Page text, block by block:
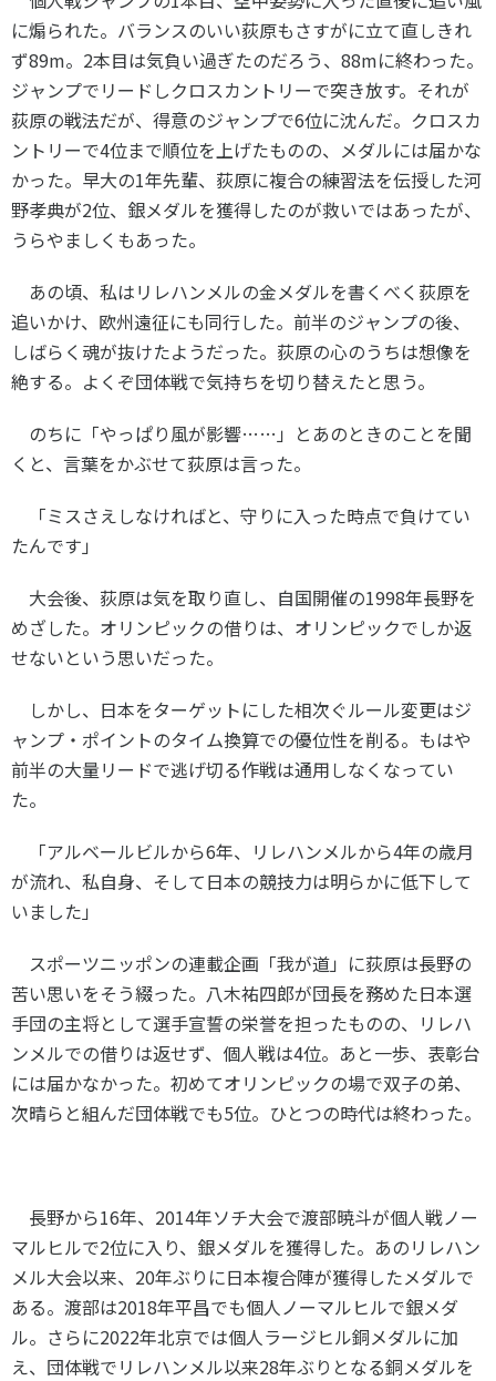
に煽られた。バランスのいい荻原もさすがに立て直しきれ
ず89m。 2本目は気負い過ぎたのだろう、 88mに終わった。
ジャンプでリードしクロスカントリーで突き放す。それが
荻原の戦法だが、得意のジャンプで6位に沈んだ。クロスカ
ントリーで4位まで順位を上げたものの、メダルには届かな
かった。早大の1年先輩、荻原に複合の練習法を伝授した河
野孝典が2位、銀メダルを獲得したのが救いではあったが、
うらやましくもあった。
あの頃、私はリレハンメルの金メダルを書くべく荻原を
追いかけ、欧州遠征にも同行した。前半のジャンプの後、
しばらく魂が抜けたようだった。荻原の心のうちは想像を
絶する。よくぞ団体戦で気持ちを切り替えたと思う。
のちに「やっぱり風が影響……」とあのときのことを聞
くと、言葉をかぶせて荻原は言った。
「ミスさえしなければと、守りに入った時点で負けてい
たんです」
大会後、荻原は気を取り直し、自国開催の1998年長野を
めざした。オリンピックの借りは、オリンピックでしか返
せないという思いだった。
しかし、日本をターゲットにした相次ぐルール変更はジ
ャンプ・ポイントのタイム換算での優位性を削る。もはや
前半の大量リードで逃げ切る作戦は通用しなくなってい
た。
「アルベールビルから6年、リレハンメルから4年の歳月
が流れ、私自身、そして日本の競技力は明らかに低下して
いました」
スポーツニッポンの連載企画「我が道」に荻原は長野の
苦い思いをそう綴った。八木祐四郎が団長を務めた日本選
手団の主将として選手宣誓の栄誉を担ったものの、リレハ
ンメルでの借りは返せず、個人戦は4位。あと一歩、表彰台
には届かなかった。初めてオリンピックの場で双子の弟、
次晴らと組んだ団体戦でも5位。ひとつの時代は終わった。
長野から16年、 2014年ソチ大会で渡部暁斗が個人戦ノー
マルヒルで2位に入り、銀メダルを獲得した。あのリレハン
メル大会以来、 20年ぶりに日本複合陣が獲得したメダルで
ある。渡部は2018年平昌でも個人ノーマルヒルで銀メダ
ル。さらに2022年北京では個人ラージヒル銅メダルに加
え、団体戦でリレハンメル以来28年ぶりとなる銅メダルを